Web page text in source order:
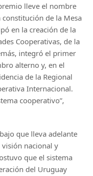
lleve el nombre
de la Mesa
en la creación de la
Cooperativas, de la
integró el primer
alterno y, en el
de la Regional
Internacional.
cooperativo”,
que lleva adelante
nacional y
que el sistema
del Uruguay